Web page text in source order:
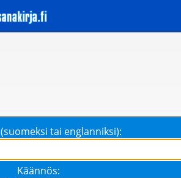
tai englanniksi):
Käännös: